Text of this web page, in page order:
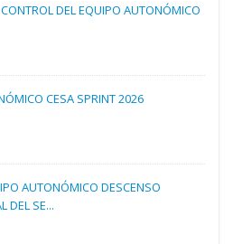
DEL EQUIPO AUTONÓMICO
CESA SPRINT 2026
AUTONÓMICO DESCENSO
DEL SE...